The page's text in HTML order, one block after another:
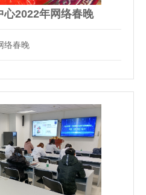
心2022年网络春晚
络春晚